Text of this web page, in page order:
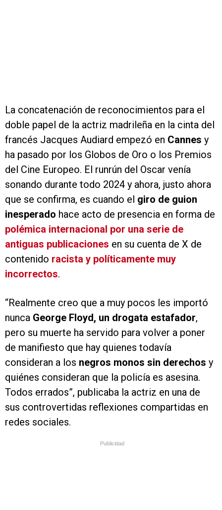
La concatenación de reconocimientos para el
doble papel de la actriz madrileña en la cinta del
francés Jacques Audiard empezó en Cannes y
ha pasado por los Globos de Oro o los Premios
del Cine Europeo. El runrún del Oscar venía
sonando durante todo 2024 y ahora, justo ahora
que se confirma, es cuando el giro de guion
inesperado hace acto de presencia en forma de
polémica internacional por una serie de
antiguas publicaciones en su cuenta de X de
contenido racista y políticamente muy
incorrectos.
“Realmente creo que a muy pocos les importó
nunca George Floyd, un drogata estafador,
pero su muerte ha servido para volver a poner
de manifiesto que hay quienes todavía
consideran a los negros monos sin derechos y
quiénes consideran que la policía es asesina.
Todos errados”, publicaba la actriz en una de
sus controvertidas reflexiones compartidas en
redes sociales.
Publicidad